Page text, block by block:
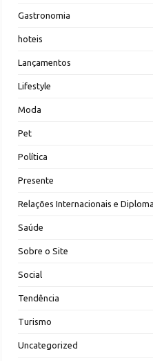
Gastronomia
hoteis
Lançamentos
Lifestyle
Moda
Pet
Política
Presente
Relações Internacionais e
Saúde
Sobre o Site
Social
Tendência
Turismo
Uncategorized